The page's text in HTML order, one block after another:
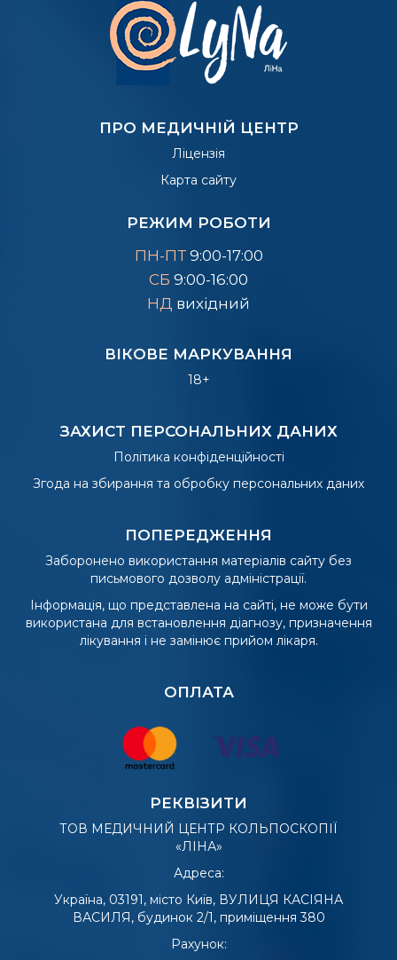
ПРО МЕДИЧНІЙ ЦЕНТР
Ліцензія
Карта сайту
РЕЖИМ РОБОТИ
ПН-ПТ 9:00-17:00
СБ 9:00-16:00
НД вихідний
ВІКОВЕ МАРКУВАННЯ
18+
ЗАХИСТ ПЕРСОНАЛЬНИХ ДАНИХ
Політика конфіденційності
Згода на збирання та обробку персональних даних
ПОПЕРЕДЖЕННЯ
Заборонено використання матеріалів сайту без
письмового дозволу адміністрації.
Інформація, що представлена на сайті, не може бути
використана для встановлення діагнозу, призначення
лікування і не замінює прийом лікаря.
ОПЛАТА
РЕКВІЗИТИ
ТОВ МЕДИЧНИЙ ЦЕНТР КОЛЬПОСКОПІЇ
«ЛІНА»
Адреса:
Україна, 03191, місто Київ, ВУЛИЦЯ КАСІЯНА
ВАСИЛЯ, будинок 2/1, приміщення 380
Рахунок: